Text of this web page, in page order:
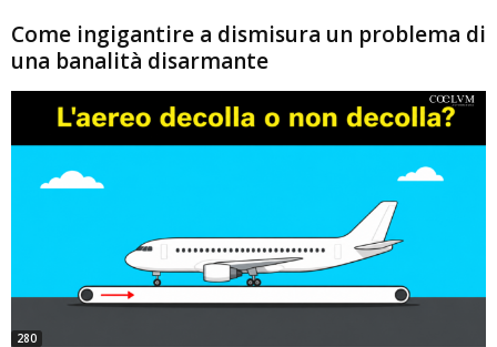
Come ingigantire a dismisura un problema di
una banalità disarmante
280